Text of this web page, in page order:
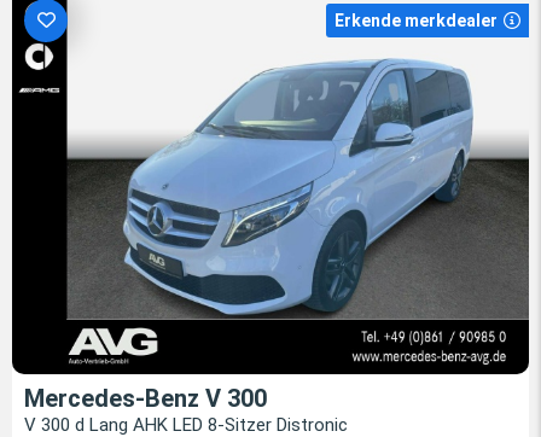
Erkende merkdealer
Mercedes-Benz V 300
V 300 d Lang AHK LED 8-Sitzer Distronic